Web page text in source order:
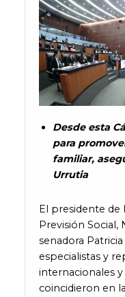
Desde esta
para
familiar,
Urrutia
El presidente de
Previsión Social,
senadora
especialistas y
internacionales y
coincidieron en